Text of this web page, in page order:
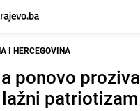
I HERCEGOVINA
ponovo
patriotizam